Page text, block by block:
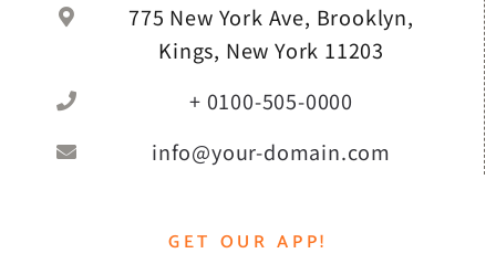
775 New York Ave, Brooklyn,
Kings, New York 11203
+ 0100-505-0000
info@your-domain.com
GET OUR APP!